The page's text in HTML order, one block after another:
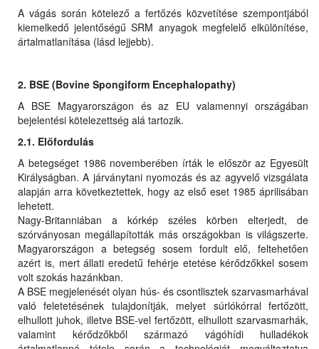
A vágás során kötelező a fertőzés közvetítése szempontjából
kiemelkedő jelentőségű SRM anyagok megfelelő elkülönítése,
ártalmatlanítása (lásd lejjebb).
2. BSE (Bovine Spongiform Encephalopathy)
A BSE Magyarországon és az EU valamennyi országában
bejelentési kötelezettség alá tartozik.
2.1. Előfordulás
A betegséget 1986 novemberében írták le először az Egyesült
Királyságban. A járványtani nyomozás és az agyvelő vizsgálata
alapján arra következtettek, hogy az első eset 1985 áprilisában
lehetett.
Nagy-Britanniában a kórkép széles körben elterjedt, de
szórványosan megállapították más országokban is világszerte.
Magyarországon a betegség sosem fordult elő, feltehetően
azért is, mert állati eredetű fehérje etetése kérődzőkkel sosem
volt szokás hazánkban.
A BSE megjelenését olyan hús- és csontlisztek szarvasmarhával
való feletetésének tulajdonítják, melyet súrlókórral fertőzött,
elhullott juhok, illetve BSE-vel fertőzött, elhullott szarvasmarhák,
valamint kérődzőkből származó vágóhídi hulladékok